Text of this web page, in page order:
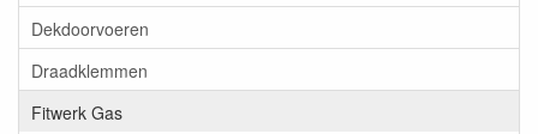
Dekdoorvoeren
Draadklemmen
Fitwerk Gas